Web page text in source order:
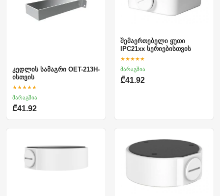
კედლის სამაგრი OET-213H-
ისთვის
★★★★★
მარაგშია
₾41.92
შემაერთებელი ყუთი
IPC21xx სერიებისთვის
★★★★★
მარაგშია
₾41.92